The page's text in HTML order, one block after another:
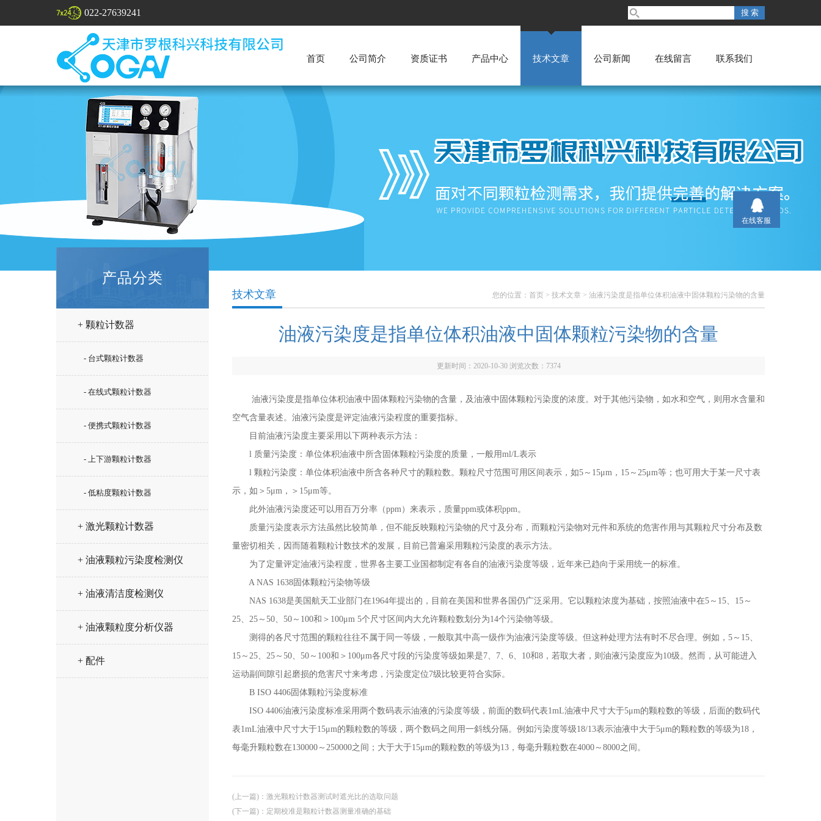
022-27639241
首页 公司简介 资质证书 产品中心 技术文章 公司新闻 在线留言 联系我们
产品分类
+ 颗粒计数器
- 台式颗粒计数器
- 在线式颗粒计数器
- 便携式颗粒计数器
- 上下游颗粒计数器
- 低粘度颗粒计数器
+ 激光颗粒计数器
+ 油液颗粒污染度检测仪
+ 油液清洁度检测仪
+ 油液颗粒度分析仪器
+ 配件
您的位置： 首页 > 技术文章 > 油液污染度是指单位体积油液中固体颗粒污染物的含量
技术文章
油液污染度是指单位体积油液中固体颗粒污染物的含量
更新时间：2020-10-30 浏览次数： 7374
油液污染度是指单位体积油液中固体颗粒污染物的含量，及油液中固体颗粒污染度的浓度。对于其他污染物，如水和空气，则用水含量和
空气含量表述。油液污染度是评定油液污染程度的重要指标。
目前油液污染度主要采用以下两种表示方法：
l 质量污染度：单位体积油液中所含固体颗粒污染度的质量，一般用ml/L表示
l 颗粒污染度：单位体积油液中所含各种尺寸的颗粒数。颗粒尺寸范围可用区间表示，如5～15μm，15～25μm等；也可用大于某一尺寸表
示，如＞5μm，＞15μm等。
此外油液污染度还可以用百万分率（ppm）来表示，质量ppm或体积ppm。
质量污染度表示方法虽然比较简单，但不能反映颗粒污染物的尺寸及分布，而颗粒污染物对元件和系统的危害作用与其颗粒尺寸分布及数
量密切相关，因而随着颗粒计数技术的发展，目前已普遍采用颗粒污染度的表示方法。
为了定量评定油液污染程度，世界各主要工业国都制定有各自的油液污染度等级，近年来已趋向于采用统一的标准。
A NAS 1638固体颗粒污染物等级
NAS 1638是美国航天工业部门在1964年提出的，目前在美国和世界各国仍广泛采用。它以颗粒浓度为基础，按照油液中在5～15、15～
25、25～50、50～100和＞100μm 5个尺寸区间内大允许颗粒数划分为14个污染物等级。
测得的各尺寸范围的颗粒往往不属于同一等级，一般取其中高一级作为油液污染度等级。但这种处理方法有时不尽合理。例如，5～15、
15～25、25～50、50～100和＞100μm各尺寸段的污染度等级如果是7、7、6、10和8，若取大者，则油液污染度应为10级。然而，从可能进入
运动副间隙引起磨损的危害尺寸来考虑，污染度定位7级比较更符合实际。
B ISO 4406固体颗粒污染度标准
ISO 4406油液污染度标准采用两个数码表示油液的污染度等级，前面的数码代表1mL油液中尺寸大于5μm的颗粒数的等级，后面的数码代
表1mL油液中尺寸大于15μm的颗粒数的等级，两个数码之间用一斜线分隔。例如污染度等级18/13表示油液中大于5μm的颗粒数的等级为18，
每毫升颗粒数在130000～250000之间；大于大于15μm的颗粒数的等级为13，每毫升颗粒数在4000～8000之间。
(上一篇) ： 激光颗粒计数器测试时遮光比的选取问题
(下一篇) ： 定期校准是颗粒计数器测量准确的基础
在线客服